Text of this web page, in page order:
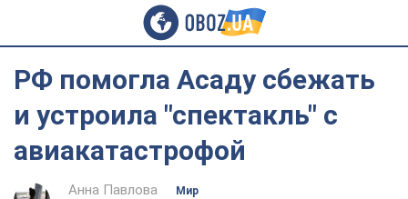
РФ помогла Асаду сбежать
и устроила "спектакль" с
авиакатастрофой
Анна Павлова
Мир